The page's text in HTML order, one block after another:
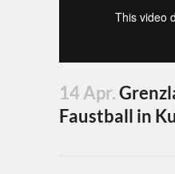
14 Apr.
Faustball in